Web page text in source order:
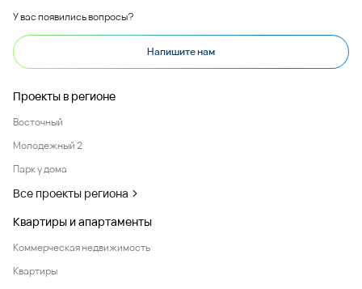
У вас появились вопросы?
Напишите нам
Проекты в регионе
Восточный
Молодежный 2
Парк у дома
Все проекты региона
Квартиры и апартаменты
Коммерческая недвижимость
Квартиры